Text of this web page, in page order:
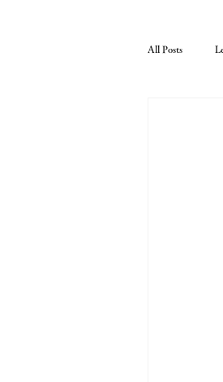
All Posts